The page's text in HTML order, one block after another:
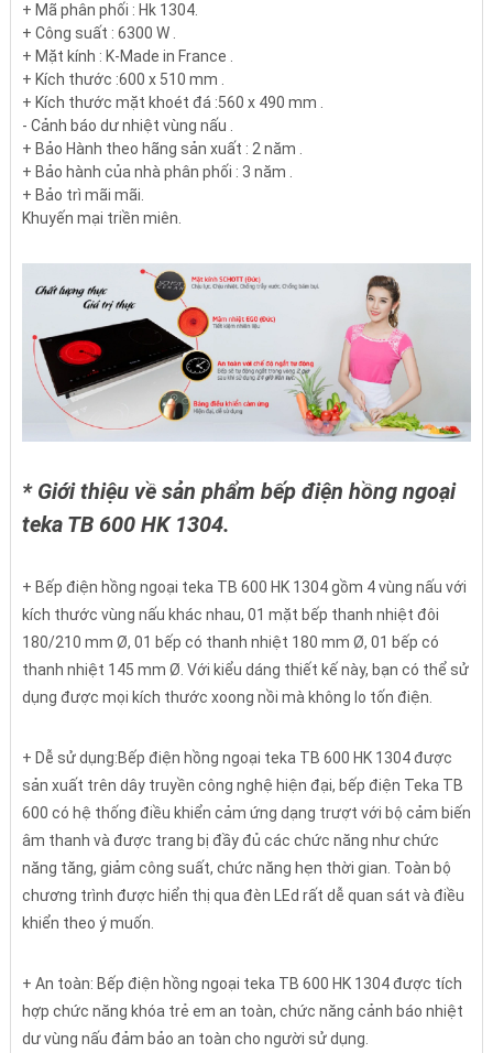
+ Mã phân phối : Hk 1304.
+ Công suất : 6300 W .
+ Mặt kính : K-Made in France .
+ Kích thước :600 x 510 mm .
+ Kích thước mặt khoét đá :560 x 490 mm .
- Cảnh báo dư nhiệt vùng nấu .
+ Bảo Hành theo hãng sản xuất : 2 năm .
+ Bảo hành của nhà phân phối : 3 năm .
+ Bảo trì mãi mãi.
Khuyến mại triền miên.
* Giới thiệu về sản phẩm bếp điện hồng ngoại
teka TB 600 HK 1304.
+ Bếp điện hồng ngoại teka TB 600 HK 1304 gồm 4 vùng nấu với
kích thước vùng nấu khác nhau, 01 mặt bếp thanh nhiệt đôi
180/210 mm Ø, 01 bếp có thanh nhiệt 180 mm Ø, 01 bếp có
thanh nhiệt 145 mm Ø. Với kiểu dáng thiết kế này, bạn có thể sử
dụng được mọi kích thước xoong nồi mà không lo tốn điện.
+ Dễ sử dụng:Bếp điện hồng ngoại teka TB 600 HK 1304 được
sản xuất trên dây truyền công nghệ hiện đại, bếp điện Teka TB
600 có hệ thống điều khiển cảm ứng dạng trượt với bộ cảm biến
âm thanh và được trang bị đầy đủ các chức năng như chức
năng tăng, giảm công suất, chức năng hẹn thời gian. Toàn bộ
chương trình được hiển thị qua đèn LEd rất dễ quan sát và điều
khiển theo ý muốn.
+ An toàn: Bếp điện hồng ngoại teka TB 600 HK 1304 được tích
hợp chức năng khóa trẻ em an toàn, chức năng cảnh báo nhiệt
dư vùng nấu đảm bảo an toàn cho người sử dụng.